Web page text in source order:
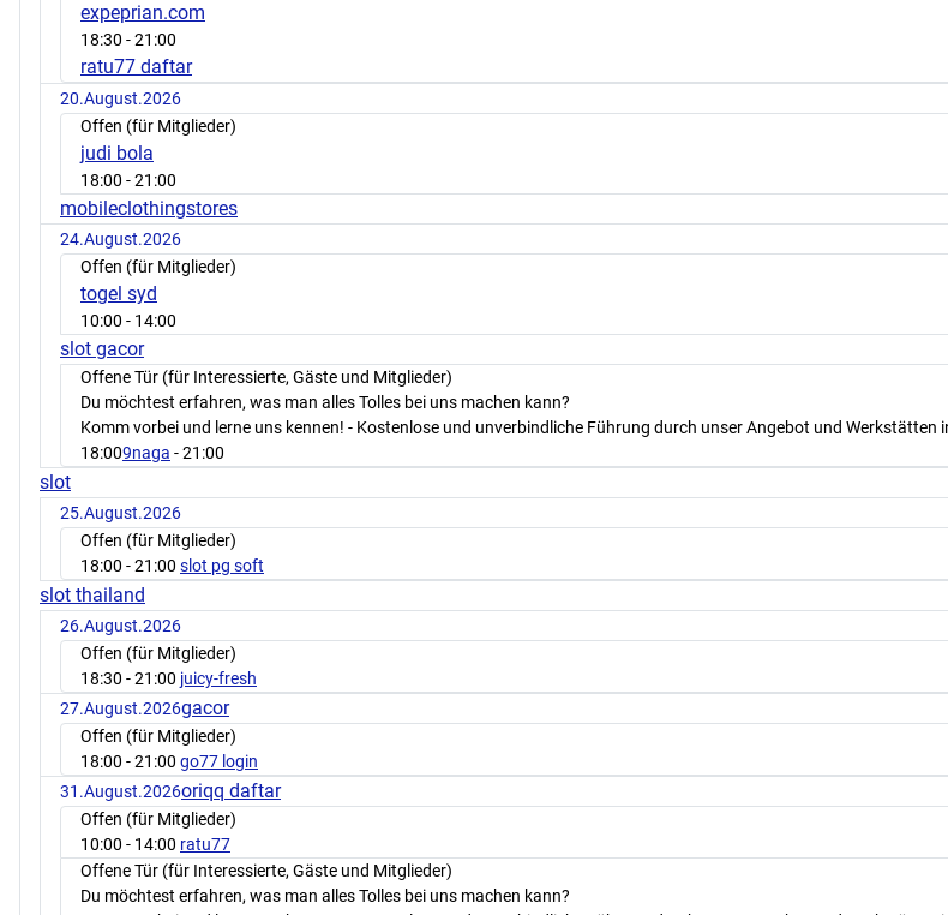
expeprian.com
18:30 - 21:00
ratu77 daftar
20.August.2026
Offen (für Mitglieder)
judi bola
18:00 - 21:00
mobileclothingstores
24.August.2026
Offen (für Mitglieder)
togel syd
10:00 - 14:00
slot gacor
Offene Tür (für Interessierte, Gäste und Mitglieder)
Du möchtest erfahren, was man alles Tolles bei uns machen kann?
Komm vorbei und lerne uns kennen! - Kostenlose und unverbindliche Führung durch unser Angebot und Werkstätten
18:009naga - 21:00
slot
25.August.2026
Offen (für Mitglieder)
18:00 - 21:00 slot pg soft
slot thailand
26.August.2026
Offen (für Mitglieder)
18:30 - 21:00 juicy-fresh
27.August.2026gacor
Offen (für Mitglieder)
18:00 - 21:00 go77 login
31.August.2026oriqq daftar
Offen (für Mitglieder)
10:00 - 14:00 ratu77
Offene Tür (für Interessierte, Gäste und Mitglieder)
Du möchtest erfahren, was man alles Tolles bei uns machen kann?